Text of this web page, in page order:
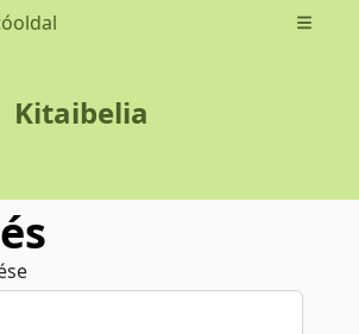
Open
Kitaibelia